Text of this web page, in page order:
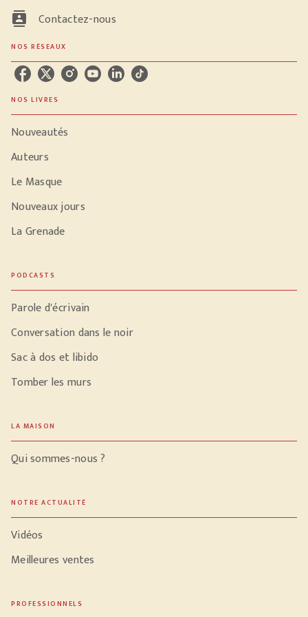
contacts Contactez-nous
NOS RÉSEAUX
NOS LIVRES
Nouveautés
Auteurs
Le Masque
Nouveaux jours
La Grenade
PODCASTS
Parole d'écrivain
Conversation dans le noir
Sac à dos et libido
Tomber les murs
LA MAISON
Qui sommes-nous ?
NOTRE ACTUALITÉ
Vidéos
Meilleures ventes
PROFESSIONNELS